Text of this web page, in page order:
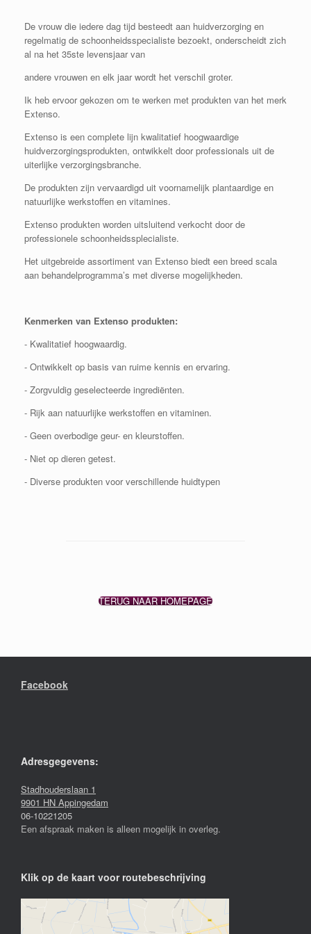
De vrouw die iedere dag tijd besteedt aan huidverzorging en
regelmatig de schoonheidsspecialiste bezoekt, onderscheidt zich
al na het 35ste levensjaar van
andere vrouwen en elk jaar wordt het verschil groter.
Ik heb ervoor gekozen om te werken met produkten van het merk
Extenso.
Extenso is een complete lijn kwalitatief hoogwaardige
huidverzorgingsprodukten, ontwikkelt door professionals uit de
uiterlijke verzorgingsbranche.
De produkten zijn vervaardigd uit voornamelijk plantaardige en
natuurlijke werkstoffen en vitamines.
Extenso produkten worden uitsluitend verkocht door de
professionele schoonheidssplecialiste.
Het uitgebreide assortiment van Extenso biedt een breed scala
aan behandelprogramma’s met diverse mogelijkheden.
Kenmerken van Extenso produkten:
- Kwalitatief hoogwaardig.
- Ontwikkelt op basis van ruime kennis en ervaring.
- Zorgvuldig geselecteerde ingrediënten.
- Rijk aan natuurlijke werkstoffen en vitaminen.
- Geen overbodige geur- en kleurstoffen.
- Niet op dieren getest.
- Diverse produkten voor verschillende huidtypen
TERUG NAAR HOMEPAGE
Facebook
Adresgegevens:
Stadhouderslaan 1
9901 HN Appingedam
06-10221205
Een afspraak maken is alleen mogelijk in overleg.
Klik op de kaart voor routebeschrijving